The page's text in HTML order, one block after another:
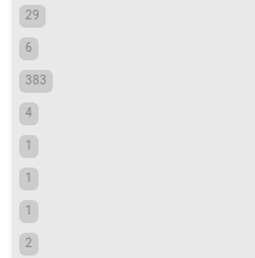
29
6
383
4
1
1
1
2